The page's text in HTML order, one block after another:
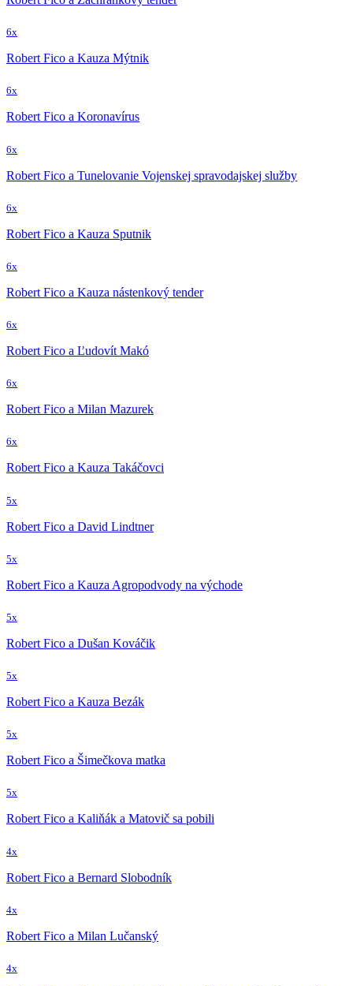
6x
Robert Fico a Kauza Mýtnik
6x
Robert Fico a Koronavírus
6x
Robert Fico a Tunelovanie Vojenskej spravodajskej služby
6x
Robert Fico a Kauza Sputnik
6x
Robert Fico a Kauza nástenkový tender
6x
Robert Fico a Ľudovít Makó
6x
Robert Fico a Milan Mazurek
6x
Robert Fico a Kauza Takáčovci
5x
Robert Fico a David Lindtner
5x
Robert Fico a Kauza Agropodvody na východe
5x
Robert Fico a Dušan Kováčik
5x
Robert Fico a Kauza Bezák
5x
Robert Fico a Šimečkova matka
5x
Robert Fico a Kaliňák a Matovič sa pobili
4x
Robert Fico a Bernard Slobodník
4x
Robert Fico a Milan Lučanský
4x